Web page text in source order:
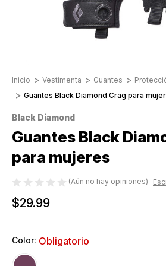
Inicio Vestimenta Guantes
Guantes Black Diamond Crag para
Black Diamond
Guantes Black
para mujeres
(Aún no hay opiniones)
$29.99
Color: Obligatorio